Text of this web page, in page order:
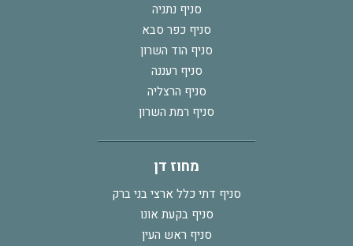
סניף נתניה
סניף כפר סבא
סניף הוד השרון
סניף רעננה
סניף הרצליה
סניף רמת השרון
מחוז דן
סניף דתי כלל ארצי בני ברק
סניף בקעת אונו
סניף ראש העין